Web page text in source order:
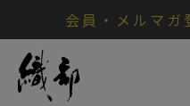
会員・メルマ